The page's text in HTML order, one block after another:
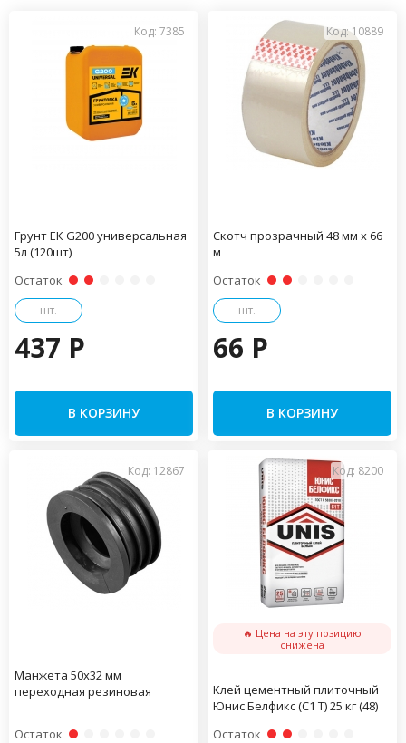
Код: 7385
Грунт ЕК G200 универсальная
5л (120шт)
Остаток
шт.
437 P
В КОРЗИНУ
Код: 10889
Скотч прозрачный 48 мм х 66
м
Остаток
шт.
66 P
В КОРЗИНУ
Код: 12867
Манжета 50х32 мм
переходная резиновая
Остаток
Код: 8200
🔥 Цена на эту позицию
снижена
Клей цементный плиточный
Юнис Белфикс (C1 T) 25 кг (48)
Остаток